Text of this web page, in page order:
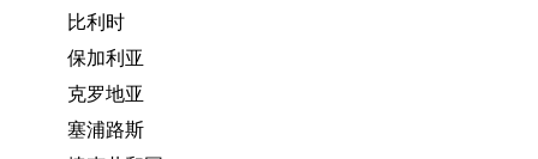
比利时
保加利亚
克罗地亚
塞浦路斯